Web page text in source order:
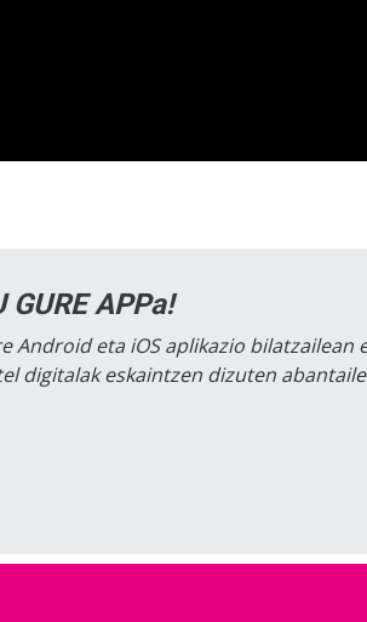
GURE APPa!
Android eta iOS aplikazio bilatzailean
digitalak eskaintzen dizuten